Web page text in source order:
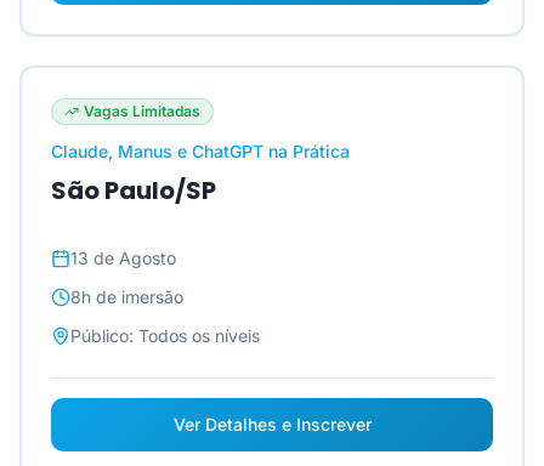
Vagas Limitadas
Claude, Manus e ChatGPT na Prática
São Paulo/SP
13 de Agosto
8h de imersão
Público: Todos os níveis
Ver Detalhes e Inscrever